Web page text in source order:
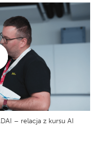
– relacja z kursu AI